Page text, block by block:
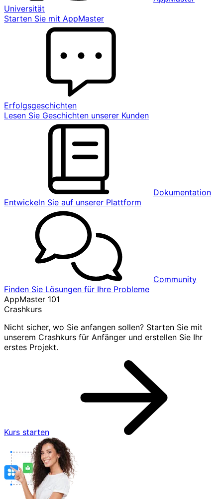
Universität
Starten Sie mit AppMaster
Erfolgsgeschichten
Lesen Sie Geschichten unserer Kunden
Dokumentation
Entwickeln Sie auf unserer Plattform
Community
Finden Sie Lösungen für Ihre Probleme
AppMaster 101
Crashkurs
Nicht sicher, wo Sie anfangen sollen? Starten Sie mit
unserem Crashkurs für Anfänger und erstellen Sie Ihr
erstes Projekt.
Kurs starten